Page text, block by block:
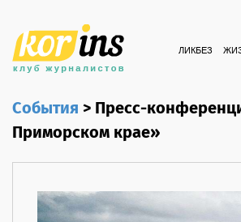
ЛИКБЕЗ
События>Пресс-
Приморском крае»